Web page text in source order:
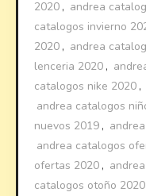
2020 , andrea
catalogos invierno
2020 , andrea
lenceria 2020 ,
catalogos nike 2020 ,
andrea catalogos
nuevos 2019 ,
andrea catalogos
ofertas 2020 ,
catalogos otoño 2020